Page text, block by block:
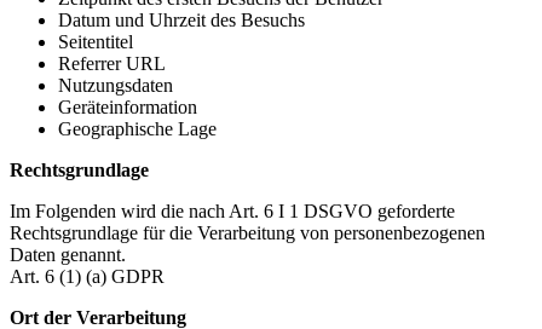
Datum und Uhrzeit des Besuchs
Seitentitel
Referrer URL
Nutzungsdaten
Geräteinformation
Geographische Lage
Rechtsgrundlage
Im Folgenden wird die nach Art. 6 I 1 DSGVO geforderte
Rechtsgrundlage für die Verarbeitung von personenbezogenen
Daten genannt.
Art. 6 (1) (a) GDPR
Ort der Verarbeitung